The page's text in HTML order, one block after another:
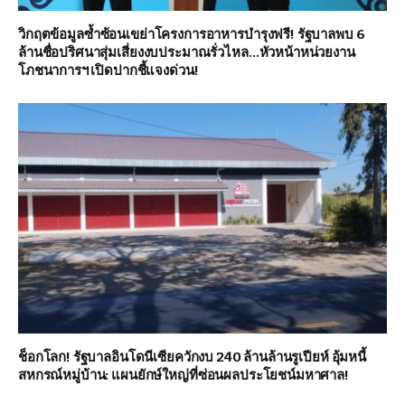
วิกฤตข้อมูลซ้ำซ้อนเขย่าโครงการอาหารบำรุงฟรี! รัฐบาลพบ 6
ล้านชื่อปริศนาสุ่มเสี่ยงงบประมาณรั่วไหล…หัวหน้าหน่วยงาน
โภชนาการฯ เปิดปากชี้แจงด่วน!
ช็อกโลก! รัฐบาลอินโดนีเซียควักงบ 240 ล้านล้านรูเปียห์ อุ้มหนี้
สหกรณ์หมู่บ้าน: แผนยักษ์ใหญ่ที่ซ่อนผลประโยชน์มหาศาล!